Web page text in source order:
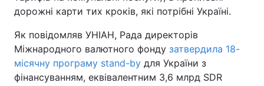
дорожні карти тих кроків, які потрібні Україні.
Як повідомляв УНІАН, Рада директорів
Міжнародного валютного фонду затвердила 18-
місячну програму stand-by для України з
фінансуванням, еквівалентним 3,6 млрд SDR